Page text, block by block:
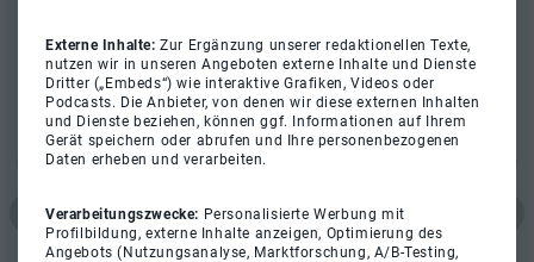
Externe Inhalte:Zur Ergänzung unserer redaktionellen Texte,
nutzen wir in unseren Angeboten externe Inhalte und Dienste
Dritter („Embeds“) wie interaktive Grafiken, Videos oder
Podcasts. Die Anbieter, von denen wir diese externen Inhalten
und Dienste beziehen, können ggf. Informationen auf Ihrem
Gerät speichern oder abrufen und Ihre personenbezogenen
Daten erheben und verarbeiten.
Verarbeitungszwecke: Personalisierte Werbung mit
Profilbildung, externe Inhalte anzeigen, Optimierung des
Angebots (Nutzungsanalyse, Marktforschung, A/B-Testing,